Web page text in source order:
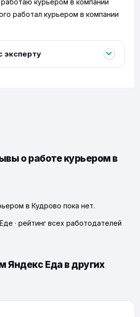
курьером в компании
работал курьером в компании
эксперту
о работе курьером в
в Кудрово пока нет.
· рейтинг всех работодателей
Яндекс Еда в других